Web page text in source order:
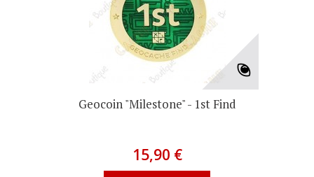
Geocoin "Milestone" - 1st Find
15,90 €